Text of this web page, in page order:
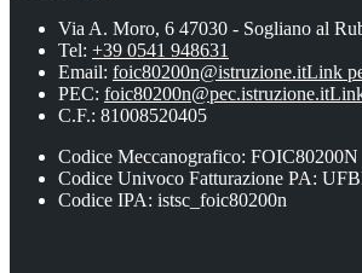
Via A. Moro, 6 47030 - Sogliano al
Tel: +39 0541 948631
Email: foic80200n@istruzione.itLink
PEC: foic80200n@pec.istruzione.it
C.F.: 81008520405
Codice Meccanografico: FOIC80200N
Codice Univoco Fatturazione PA:
Codice IPA: istsc_foic80200n